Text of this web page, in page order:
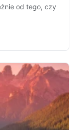
od tego, czy